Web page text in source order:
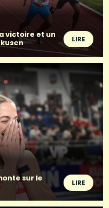
victoire et un
LIRE
sur le
LIRE